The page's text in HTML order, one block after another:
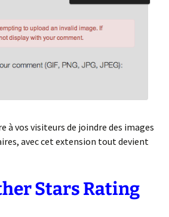
à vos visiteurs de joindre des images
avec cet extension tout devient
Stars Rating